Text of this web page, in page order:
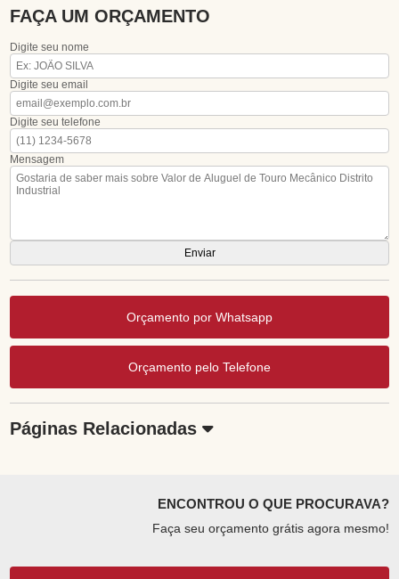
FAÇA UM ORÇAMENTO
Digite seu nome
Digite seu email
Digite seu telefone
Mensagem
Orçamento por Whatsapp
Orçamento pelo Telefone
Páginas Relacionadas
ENCONTROU O QUE PROCURAVA?
Faça seu orçamento grátis agora mesmo!